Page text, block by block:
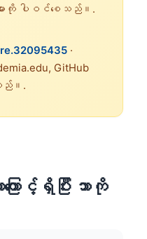
ားကို ပါဝင်စေသည်။.
·
GitHub
ည်။.
ောင့်ရှိပြီး ဘာကို